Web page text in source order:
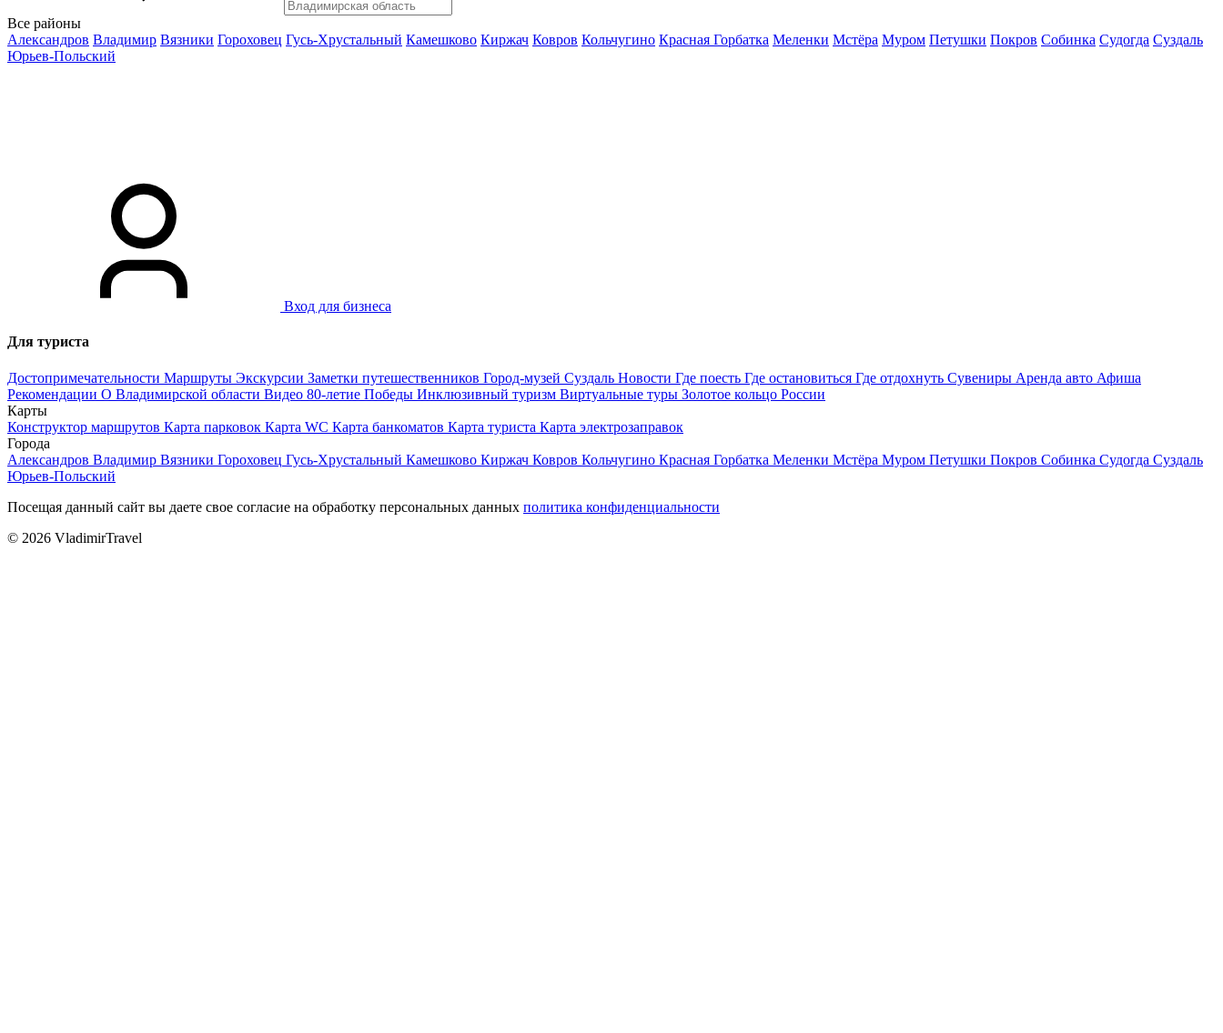
Все районы
Александров Владимир Вязники Гороховец Гусь-Хрустальный Камешково Киржач Ковров Кольчугино Красная Горбатка Меленки Мстёра Муром Петушки Покров Собинка Судогда Суздаль
Юрьев-Польский
Вход для бизнеса
Для туриста
Достопримечательности Маршруты Экскурсии Заметки путешественников Город-музей Суздаль Новости Где поесть Где остановиться Где отдохнуть Сувениры Аренда авто Афиша
Рекомендации О Владимирской области Видео 80-летие Победы Инклюзивный туризм Виртуальные туры Золотое кольцо России
Карты
Конструктор маршрутов Карта парковок Карта WC Карта банкоматов Карта туриста Карта электрозаправок
Города
Александров Владимир Вязники Гороховец Гусь-Хрустальный Камешково Киржач Ковров Кольчугино Красная Горбатка Меленки Мстёра Муром Петушки Покров Собинка Судогда Суздаль
Юрьев-Польский
Посещая данный сайт вы даете свое согласие на обработку персональных данных политика конфиденциальности
© 2026 VladimirTravel